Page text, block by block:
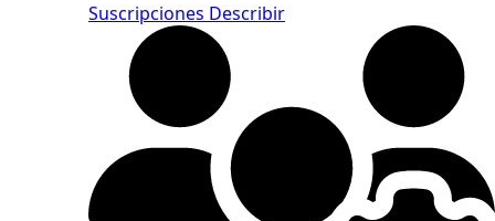
Suscripciones Describir